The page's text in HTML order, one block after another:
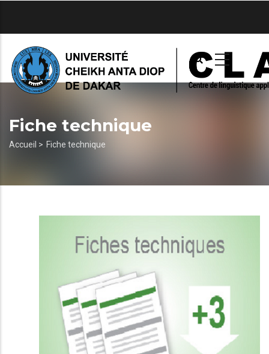
principal
Fiche technique
Fil
Accueil > Fiche technique